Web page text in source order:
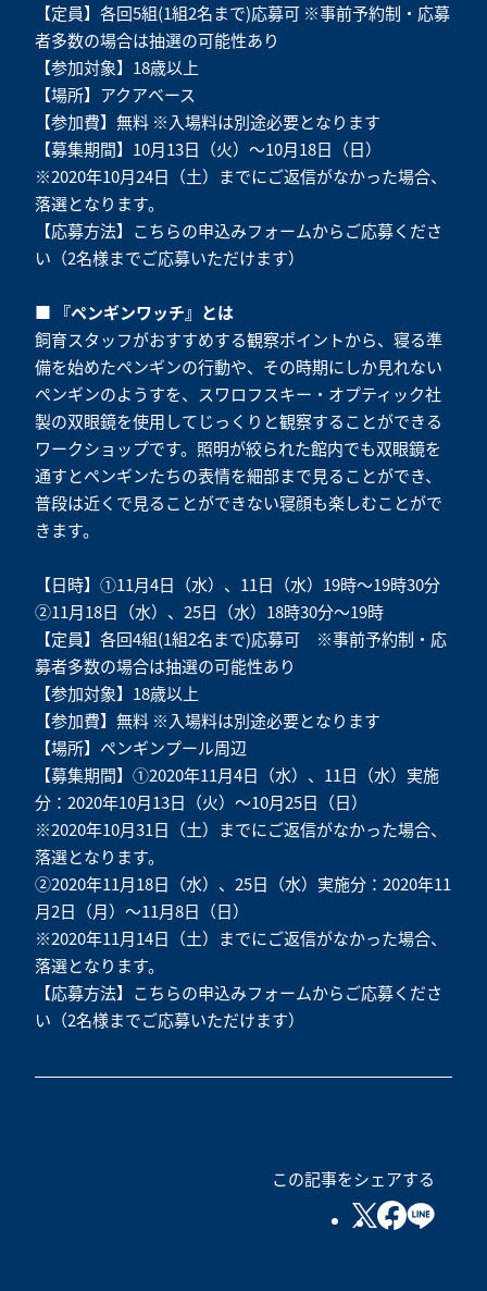
【定員】各回5組(1組2名まで)応募可 ※事前予約制・応募
者多数の場合は抽選の可能性あり
【参加対象】18歳以上
【場所】アクアベース
【参加費】無料 ※入場料は別途必要となります
【募集期間】10月13日（火）～10月18日（日）
※2020年10月24日（土）までにご返信がなかった場合、
落選となります。
【応募方法】 こちらの申込みフォームからご応募くださ
い（2名様までご応募いただけます）
■ 『ペンギンワッチ』とは
飼育スタッフがおすすめする観察ポイントから、寝る準
備を始めたペンギンの行動や、その時期にしか見れない
ペンギンのようすを、 スワロフスキー・オプティック社
製の双眼鏡を使用してじっくりと観察することができる
ワークショップです。‌照明が絞られた館内でも双眼鏡を
通すとペンギンたちの表情を細部まで見ることができ、
普段は近くで見ることができない寝顔も楽しむことがで
きます。‌
【日時】①11月4日（水）、11日（水）19時～19時30分
②11月18日（水）、25日（水）18時30分～19時
【定員】各回4組(1組2名まで)応募可 ※事前予約制・応
募者多数の場合は抽選の可能性あり
【参加対象】18歳以上
【参加費】無料 ※入場料は別途必要となります
【場所】ペンギンプール周辺
【募集期間】①2020年11月4日（水）、11日（水）実施
分：2020年10月13日（火）～10月25日（日）
※2020年10月31日（土）までにご返信がなかった場合、
落選となります。
②2020年11月18日（水）、25日（水）実施分：2020年11
月2日（月）～11月8日（日）
※2020年11月14日（土）までにご返信がなかった場合、
落選となります。
【応募方法】 こちらの申込みフォームからご応募くださ
い（2名様までご応募いただけます）
この記事をシェアする